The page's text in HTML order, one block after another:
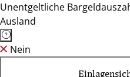
Unentgeltliche
Ausland
Nein